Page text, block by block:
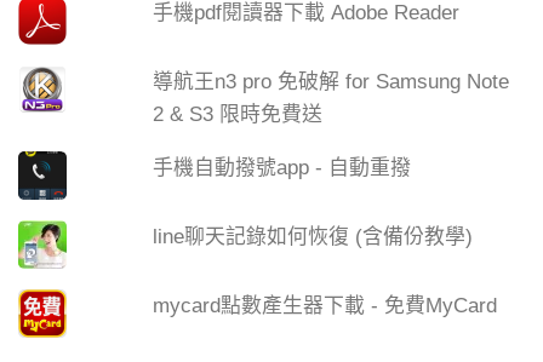
手機pdf閱讀器下載 Adobe Reader
導航王n3 pro 免破解 for Samsung Note
2 & S3 限時免費送
手機自動撥號app - 自動重撥
line聊天記錄如何恢復 (含備份教學)
mycard點數產生器下載 - 免費MyCard